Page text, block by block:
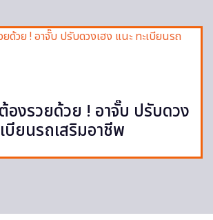
องรวยด้วย ! อาจั๊บ ปรับดวง
บียนรถเสริมอาชีพ